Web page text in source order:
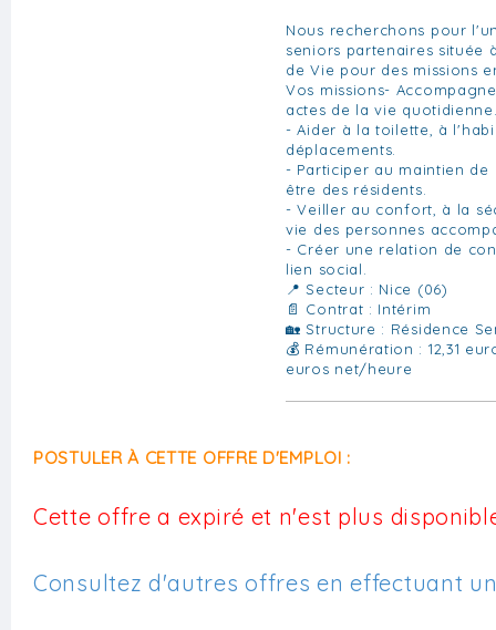
Nous recherchons pour
seniors partenaires située
de Vie pour des missions
Vos missions-
actes de la vie
- Aider à la toilette, à
déplacements.
- Participer au maintien
être des résidents.
- Veiller au confort, à la
vie des personnes
- Créer une relation de
lien social.
📍 Secteur : Nice (06)
📄 Contrat : Intérim
🏡 Structure : Résidence
💰 Rémunération : 12,31
euros net/heure
POSTULER À CETTE OFFRE D'EMPLOI :
Cette offre a expiré et n'est plus
Consultez d'autres offres en effectuant